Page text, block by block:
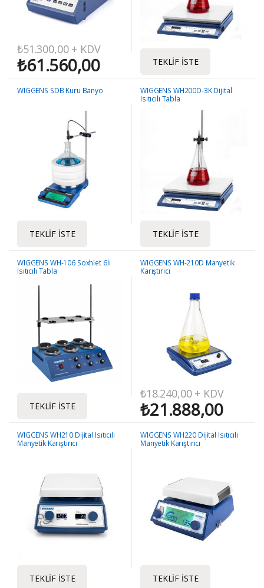
₺51.300,00+ KDV
₺61.560,00 TEKLIF İSTE
WIGGENS SDB Kuru Banyo
TEKLIF İSTE
WIGGENS WH200D-3K Dijital
Isıtıcılı Tabla
TEKLIF İSTE
WIGGENS WH-106 Soxhlet 6lı
Isıtıcılı Tabla
TEKLIF İSTE
WIGGENS WH-210D Manyetik
Karıştırıcı
₺18.240,00+ KDV
₺21.888,00
WIGGENS WH210 Dijital Isıtıcılı
Manyetik Karıştırıcı
TEKLIF İSTE
WIGGENS WH220 Dijital Isıtıcılı
Manyetik Karıştırıcı
TEKLIF İSTE